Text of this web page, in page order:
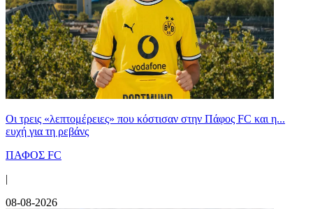
Οι τρεις «λεπτομέρειες» που κόστισαν στην Πάφος FC και η...
ευχή για τη ρεβάνς
ΠΑΦΟΣ FC
|
08-08-2026